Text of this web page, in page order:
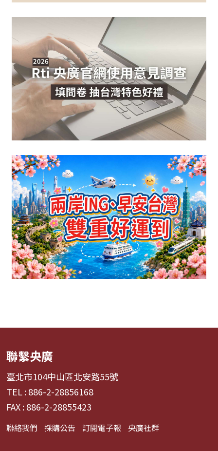
聯繫央廣
臺北市104中山區北安路55號
TEL : 886-2-28856168
FAX : 886-2-28855423
聯絡我們 採購公告 訂閱電子報 央廣社群